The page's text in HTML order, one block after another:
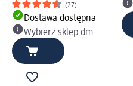
(27)
Dostawa dostępna
Wybierz sklep dm